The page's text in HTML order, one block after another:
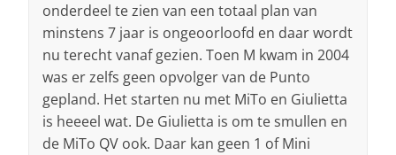
onderdeel te zien van een totaal plan van
minstens 7 jaar is ongeoorloofd en daar wordt
nu terecht vanaf gezien. Toen M kwam in 2004
was er zelfs geen opvolger van de Punto
gepland. Het starten nu met MiTo en Giulietta
is heeeel wat. De Giulietta is om te smullen en
de MiTo QV ook. Daar kan geen 1 of Mini